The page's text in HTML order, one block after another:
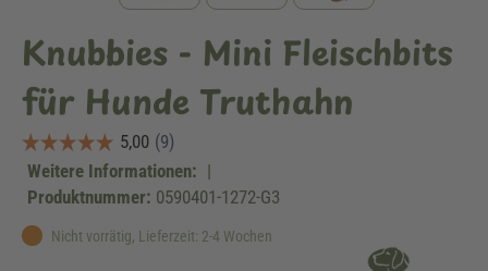
Knubbies - Mini Fleischbits
für Hunde Truthahn
Weitere Informationen: |
Produktnummer: 0590401-1272-G3
Nicht vorrätig, Lieferzeit: 2-4 Wochen